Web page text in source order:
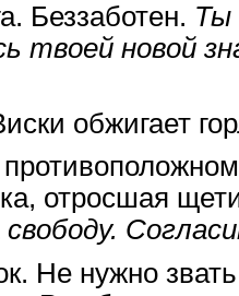
Беззаботен. Ты
твоей новой
обжигает
отросшая
свободу.
Не нужно